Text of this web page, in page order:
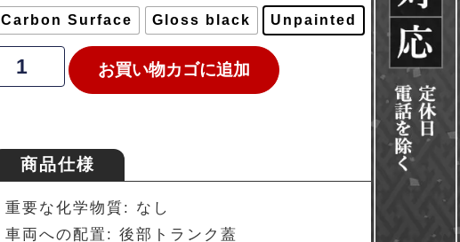
Carbon Surface Gloss black Unpainted
お買い物カゴに追加
商品仕様
重要な化学物質: なし
車両への配置: 後部トランク蓋